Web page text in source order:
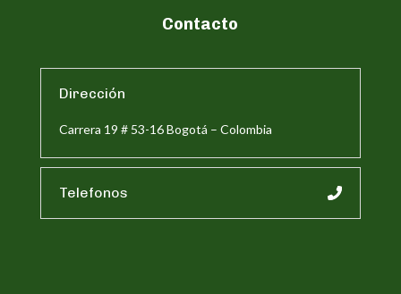
Contacto
Dirección
Carrera 19 # 53-16 Bogotá – Colombia
Telefonos